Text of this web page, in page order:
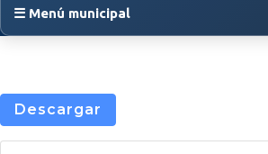
☰ Menú municipal
Descargar